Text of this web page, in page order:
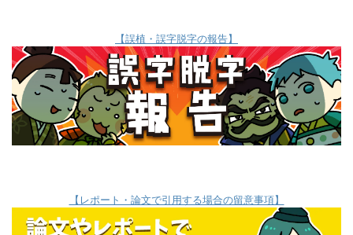
【誤植・誤字脱字の報告】
【レポート・論文で引用する場合の留意事項】